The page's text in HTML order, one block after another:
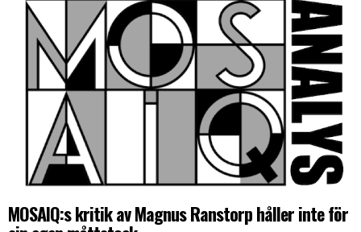
MOSAIQ:s kritik av Magnus Ranstorp håller inte för